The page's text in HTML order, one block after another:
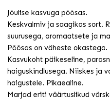
Jõulise kasvuga põõsas.
Keskvalmiv ja saagikas sort.
suurusega, aromaatsete ja
Põõsas on väheste okastega.
Kasvukoht päikeseline,
haiguskindlusega. Niiskes ja
haigustele. Pikaealine.
Marjad eriti väärtuslikud